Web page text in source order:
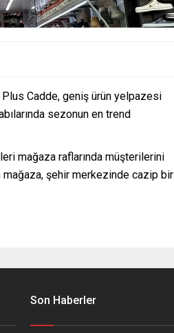
Plus Cadde, geniş ürün yelpazesi
sezonun en trend
mağaza raflarında müşterilerini
mağaza, şehir merkezinde cazip bir
Son Haberler